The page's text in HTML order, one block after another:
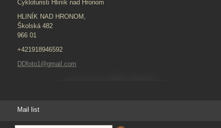
Cykloturisti Hliník nad Hronom
HLINÍK NAD HRONOM,
Školská 482
966 01
+421918946592
DDfoto1@gmail.com
Mail list